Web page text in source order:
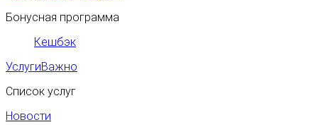
Бонусная программа
Кешбэк
УслугиВажно
Список услуг
Новости